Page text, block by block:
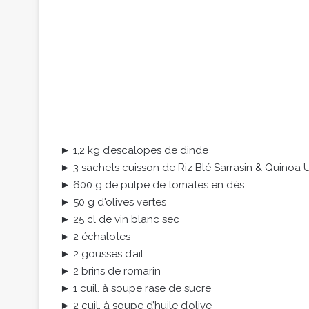
► 1,2 kg d’escalopes de dinde
► 3 sachets cuisson de Riz Blé Sarrasin & Quinoa
► 600 g de pulpe de tomates en dés
► 50 g d'olives vertes
► 25 cl de vin blanc sec
► 2 échalotes
► 2 gousses d’ail
► 2 brins de romarin
► 1 cuil. à soupe rase de sucre
► 2 cuil. à soupe d’huile d’olive